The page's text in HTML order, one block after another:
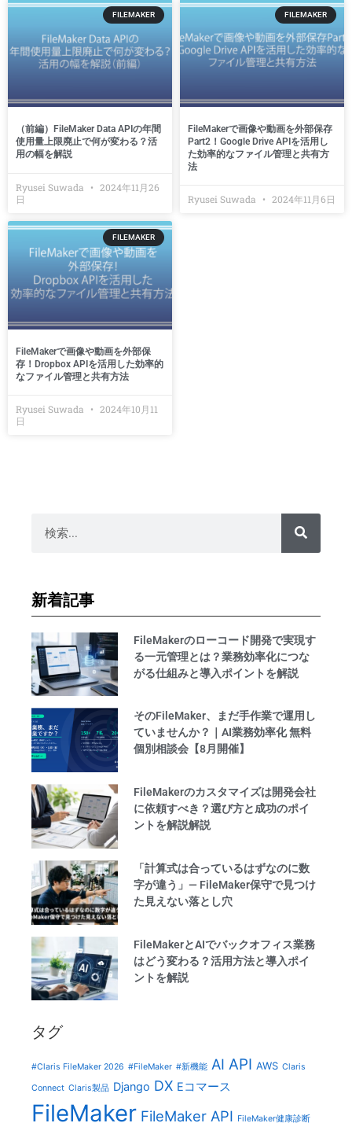
FILEMAKER
（前編）FileMaker Data APIの年間
使用量上限廃止で何が変わる？活
用の幅を解説
Ryusei Suwada
2024年11月26
日
FILEMAKER
FileMakerで画像や動画を外部保存
Part2！Google Drive APIを活用し
た効率的なファイル管理と共有方
法
Ryusei Suwada 2024年11月6日
FILEMAKER
FileMakerで画像や動画を外部保
存！Dropbox APIを活用した効率的
なファイル管理と共有方法
Ryusei Suwada
2024年10月11
日
新着記事
FileMakerのローコード開発で実現す
る一元管理とは？業務効率化につな
がる仕組みと導入ポイントを解説
そのFileMaker、まだ手作業で運用し
ていませんか？｜AI業務効率化 無料
個別相談会【8月開催】
FileMakerのカスタマイズは開発会社
に依頼すべき？選び方と成功のポイ
ントを解説解説
「計算式は合っているはずなのに数
字が違う」— FileMaker保守で見つけ
た見えない落とし穴
FileMakerとAIでバックオフィス業務
はどう変わる？活用方法と導入ポイ
ントを解説
タグ
#Claris FileMaker 2026 #FileMaker #新機能 AI API AWS Claris
Connect Claris製品 Django DX Eコマース
FileMaker FileMaker API FileMaker健康診断